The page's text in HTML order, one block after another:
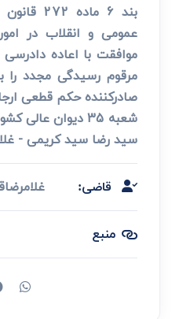
بند 6
عمومی و انقلاب در
مرقوم رسیدگی مجدد
صادرکننده حکم قطعی
شعبه 35 دیوان عالی کشور - رییس و عضو معاون
سید رضا سید کریمی -
قاضی:
منبع